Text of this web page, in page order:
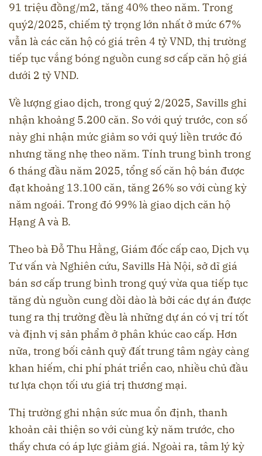
91 triệu đồng/m2, tăng 40% theo năm. Trong
quý2/2025, chiếm tỷ trọng lớn nhất ở mức 67%
vẫn là các căn hộ có giá trên 4 tỷ VND, thị trường
tiếp tục vắng bóng nguồn cung sơ cấp căn hộ giá
dưới 2 tỷ VND.
Về lượng giao dịch, trong quý 2/2025, Savills ghi
nhận khoảng 5.200 căn. So với quý trước, con số
này ghi nhận mức giảm so với quý liền trước đó
nhưng tăng nhẹ theo năm. Tính trung bình trong
6 tháng đầu năm 2025, tổng số căn hộ bán được
đạt khoảng 13.100 căn, tăng 26% so với cùng kỳ
năm ngoái. Trong đó 99% là giao dịch căn hộ
Hạng A và B.
Theo bà Đỗ Thu Hằng, Giám đốc cấp cao, Dịch vụ
Tư vấn và Nghiên cứu, Savills Hà Nội, sở dĩ giá
bán sơ cấp trung bình trong quý vừa qua tiếp tục
tăng dù nguồn cung dồi dào là bởi các dự án được
tung ra thị trường đều là những dự án có vị trí tốt
và định vị sản phẩm ở phân khúc cao cấp. Hơn
nữa, trong bối cảnh quỹ đất trung tâm ngày càng
khan hiếm, chi phí phát triển cao, nhiều chủ đầu
tư lựa chọn tối ưu giá trị thương mại.
Thị trường ghi nhận sức mua ổn định, thanh
khoản cải thiện so với cùng kỳ năm trước, cho
thấy chưa có áp lực giảm giá. Ngoài ra, tâm lý kỳ